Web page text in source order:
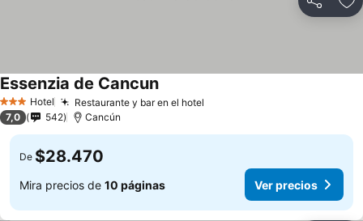
Compartir
3 Estrellas
Hotel Restaurante y bar en el hotel
Essenzia de Cancun
7,0 542 Cancún
De $28.470
Mira precios de 10 páginas Ver precios